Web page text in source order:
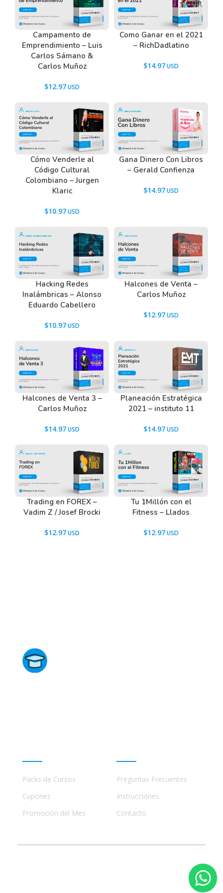
Campamento de
Emprendimiento – Luis
Carlos Sámano &
Carlos Muñoz
$12.97
Como Ganar en el 2021
– RichDadlatino
$14.97
Cómo Venderle al
Código Cultural
Colombiano – Jurgen
Klaric
$10.97
Gana Dinero Con Libros
– Gerald Confienza
$14.97
Hacking Redes
Inalámbricas – Alonso
Eduardo Cabellero
$10.97
Halcones de Venta –
Carlos Muñoz
$12.97
Halcones de Venta 3 –
Carlos Muñoz
$14.97
Planeación Estratégica
2021 – instituto 11
$14.97
Trading en FOREX –
Vadim Z / Josef Brocki
$12.97
Tu 1Millón con el
Fitness – Llados
$12.97
Packs de Cursos
Cupones
Promoción del Mes
Preguntas Frecuentes
Instrucciones
Contacto